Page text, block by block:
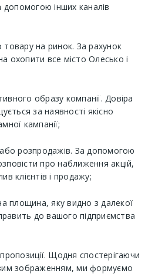
інших каналів
на ринок. За рахунок
охопити все місто Олесько і
образу компанії. Довіра
за наявності якісно
кампанії;
розпродажів. За допомогою
про наближення акцій,
клієнтів і продажу;
площина, яку видно з далекої
до вашого підприємства
Щодня спостерігаючи
зображенням, ми формуємо